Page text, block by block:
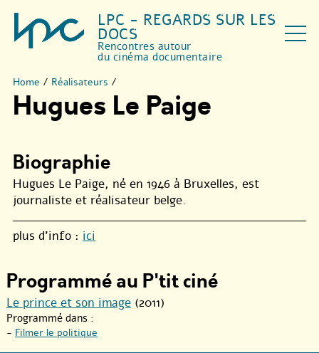
LPC - REGARDS SUR LES
DOCS
Rencontres autour
du cinéma documentaire
Home / Réalisateurs /
Hugues Le Paige
Biographie
Hugues Le Paige, né en 1946 à Bruxelles, est
journaliste et réalisateur belge.
plus d’info : ici
Programmé au P'tit ciné
Le prince et son image (2011)
Programmé dans :
- Filmer le politique